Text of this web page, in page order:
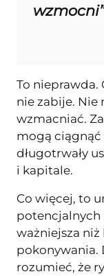
To nieprawda.
nie zabije. Nie
wzmacniać.
mogą ciągnąć
długotrwały
i kapitale.
Co więcej, to
potencjalnych
ważniejsza
pokonywania.
rozumieć, że